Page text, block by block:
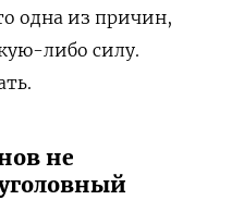
одна из причин,
либо силу.
не